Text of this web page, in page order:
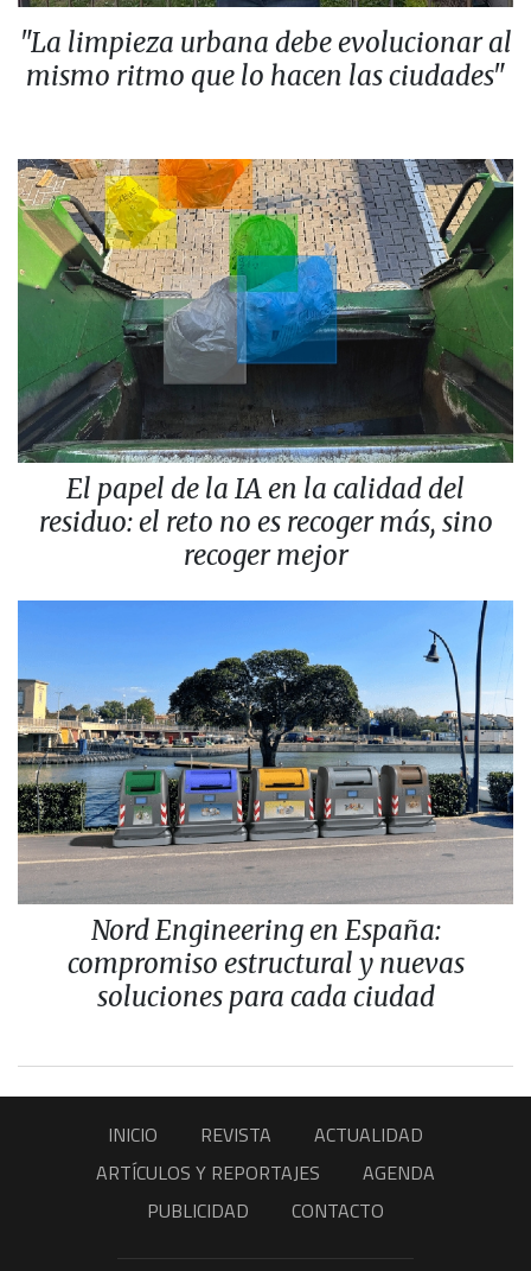
"La limpieza urbana debe evolucionar al
mismo ritmo que lo hacen las ciudades"
El papel de la IA en la calidad del
residuo: el reto no es recoger más, sino
recoger mejor
Nord Engineering en España:
compromiso estructural y nuevas
soluciones para cada ciudad
INICIO REVISTA
ACTUALIDAD
ARTÍCULOS Y REPORTAJES
AGENDA
PUBLICIDAD
CONTACTO